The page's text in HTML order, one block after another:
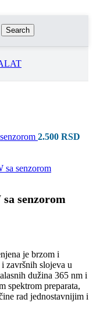
Search
2.500 RSD
senzorom
senzorom
je brzom i
završnih slojeva u
dužina 365 nm i
spektrom preparata,
rad jednostavnijim i